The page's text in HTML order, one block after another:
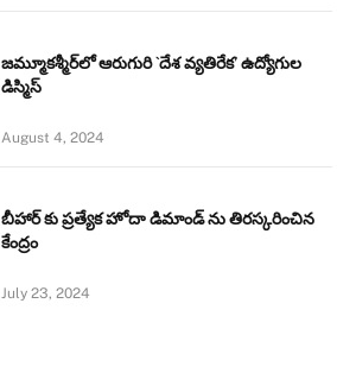
జమ్మూకశ్మీర్‌లో ఆరుగురి `దేశ వ్యతిరేక’ ఉద్యోగుల
డిస్మిస్‌
August 4, 2024
బీహార్ కు ప్రత్యేక హోదా డిమాండ్ ను తిరస్కరించిన
కేంద్రం
July 23, 2024